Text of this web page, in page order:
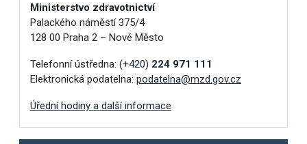
Ministerstvo zdravotnictví
Palackého náměstí 375/4
128 00 Praha 2 – Nové Město
Telefonní ústředna: (+420) 224 971 111
Elektronická podatelna: podatelna@mzd.gov.cz
Úřední hodiny a další informace